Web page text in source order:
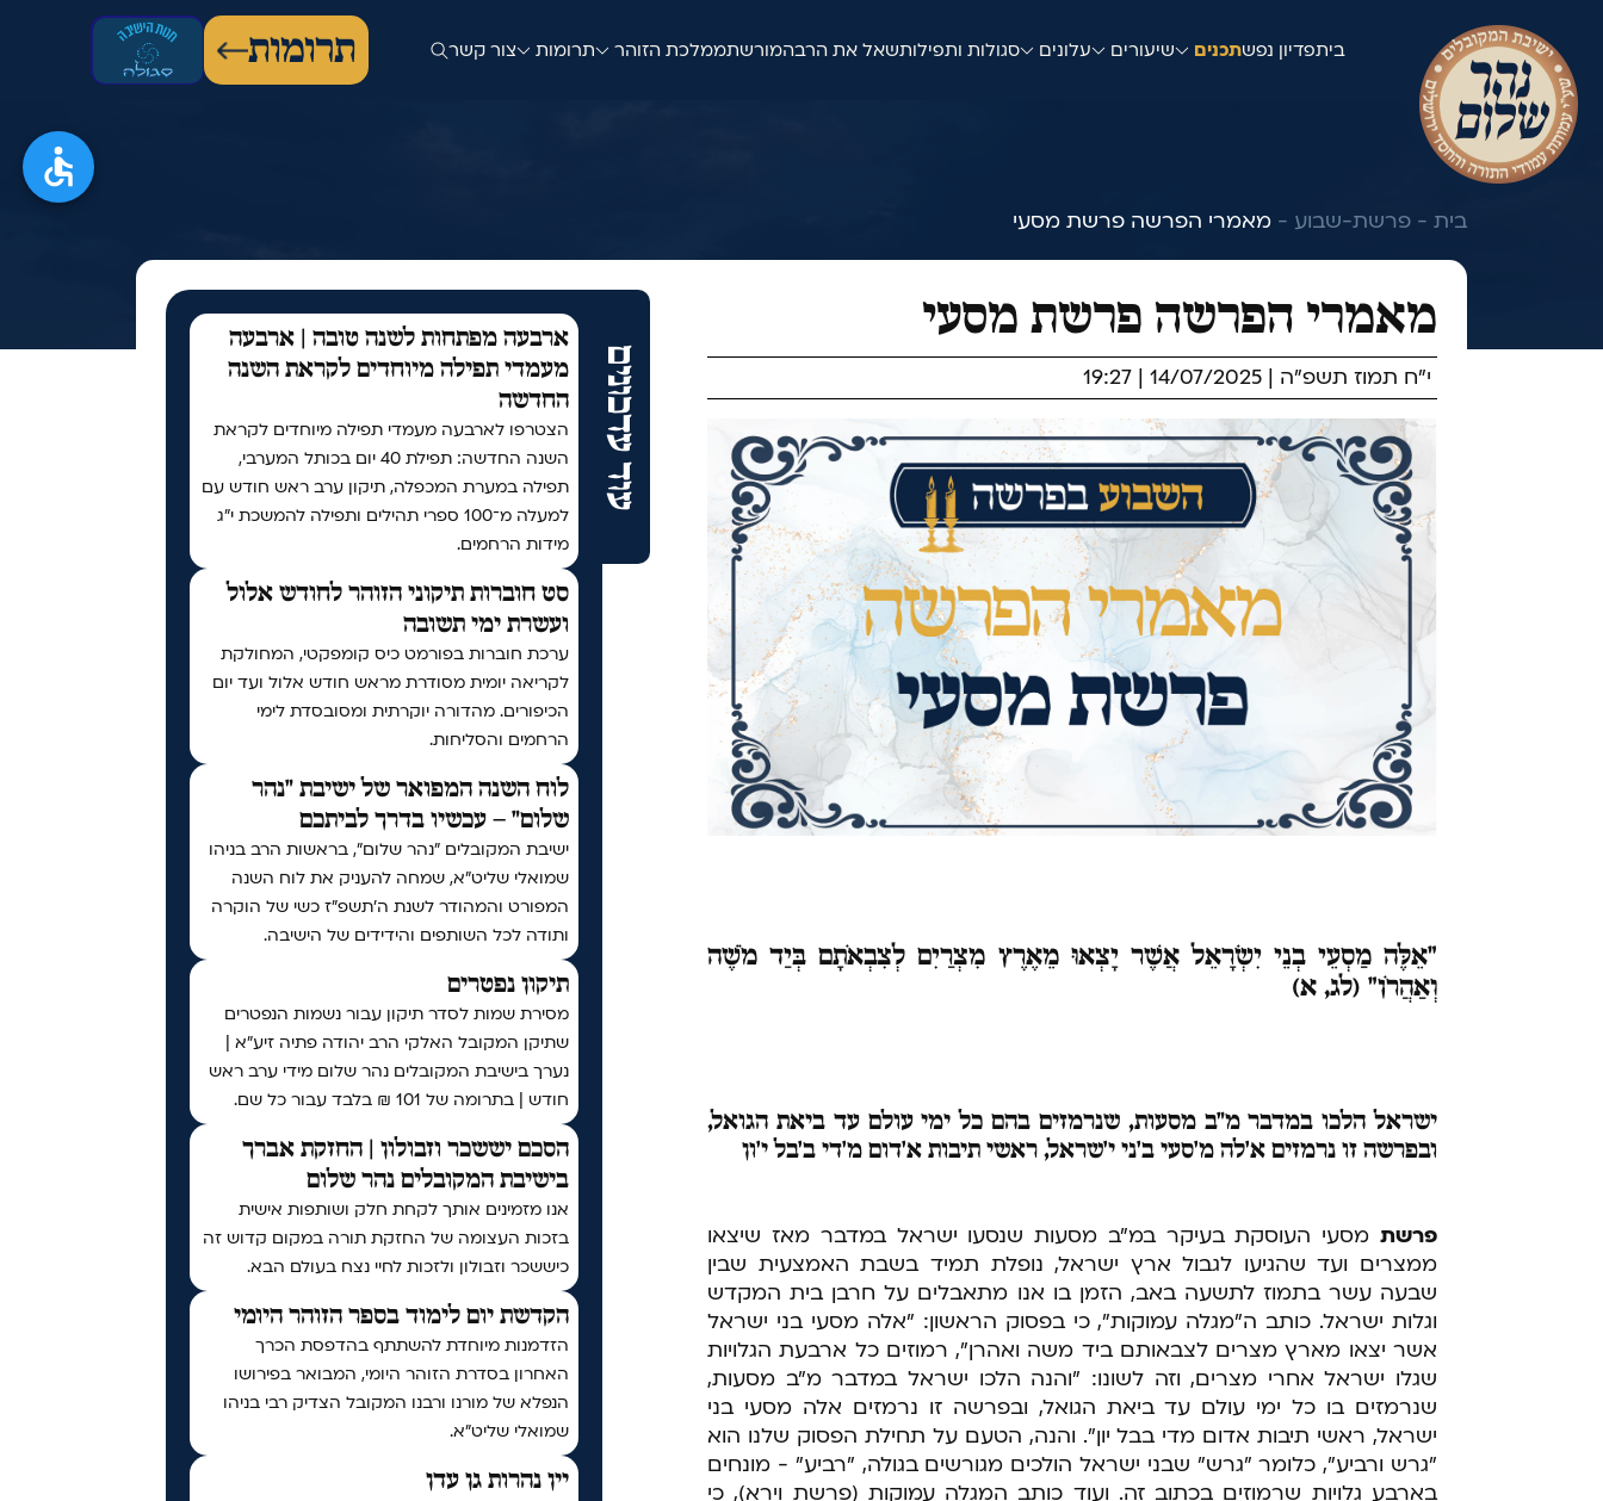
תרומות צור קשר תרומות ממלכת הזוהרהמורשתשאל את הרבסגולות ותפילות עלונים שיעורים תכניםפדיון נפשבית
בית - פרשת-שבוע - מאמרי הפרשה פרשת מסעי
עוד עדכונים
ארבעה מפתחות לשנה טובה | ארבעה
מעמדי תפילה מיוחדים לקראת השנה
החדשה
הצטרפו לארבעה מעמדי תפילה מיוחדים לקראת
השנה החדשה: תפילת 40 יום בכותל המערבי,
תפילה במערת המכפלה, תיקון ערב ראש חודש עם
למעלה מ־100 ספרי תהילים ותפילה להמשכת י"ג
מידות הרחמים.
סט חוברות תיקוני הזוהר לחודש אלול
ועשרת ימי תשובה
ערכת חוברות בפורמט כיס קומפקטי, המחולקת
לקריאה יומית מסודרת מראש חודש אלול ועד יום
הכיפורים. מהדורה יוקרתית ומסובסדת לימי
הרחמים והסליחות.
לוח השנה המפואר של ישיבת "נהר
שלום" – עכשיו בדרך לביתכם
ישיבת המקובלים "נהר שלום", בראשות הרב בניהו
שמואלי שליט"א, שמחה להעניק את לוח השנה
המפורט והמהודר לשנת ה'תשפ"ז כשי של הוקרה
ותודה לכל השותפים והידידים של הישיבה.
תיקון נפטרים
מסירת שמות לסדר תיקון עבור נשמות הנפטרים
שתיקן המקובל האלקי הרב יהודה פתיה זיע"א |
נערך בישיבת המקובלים נהר שלום מידי ערב ראש
חודש | בתרומה של 101 ₪ בלבד עבור כל שם.
הסכם יששכר וזבולון | החזקת אברך
בישיבת המקובלים נהר שלום
אנו מזמינים אותך לקחת חלק ושותפות אישית
בזכות העצומה של החזקת תורה במקום קדוש זה
כיששכר וזבולון ולזכות לחיי נצח בעולם הבא.
הקדשת יום לימוד בספר הזוהר היומי
הזדמנות מיוחדת להשתתף בהדפסת הכרך
האחרון בסדרת הזוהר היומי, המבואר בפירושו
הנפלא של מורנו ורבנו המקובל הצדיק רבי בניהו
שמואלי שליט״א.
יין נהרות גן עדן
מאמרי הפרשה פרשת מסעי
י"ח תמוז תשפ"ה | 14/07/2025 | 19:27
"אֵלֶּה מַסְעֵי בְנֵי יִשְׂרָאֵל אֲשֶׁר יָצְאוּ מֵאֶרֶץ מִצְרַיִם לְצִבְאֹתָם בְּיַד מֹשֶׁה
וְאַהֲרֹן" (לג, א)
ישראל הלכו במדבר מ"ב מסעות, שנרמזים בהם כל ימי עולם עד ביאת הגואל,
ובפרשה זו נרמזים א'לה מ'סעי ב'ני י'שראל, ראשי תיבות א'דום מ'די ב'בל י'ון
פרשת מסעי העוסקת בעיקר במ"ב מסעות שנסעו ישראל במדבר מאז שיצאו
ממצרים ועד שהגיעו לגבול ארץ ישראל, נופלת תמיד בשבת האמצעית שבין
שבעה עשר בתמוז לתשעה באב, הזמן בו אנו מתאבלים על חרבן בית המקדש
וגלות ישראל. כותב ה"מגלה עמוקות", כי בפסוק הראשון: "אלה מסעי בני ישראל
אשר יצאו מארץ מצרים לצבאותם ביד משה ואהרן", רמוזים כל ארבעת הגלויות
שגלו ישראל אחרי מצרים, וזה לשונו: "והנה הלכו ישראל במדבר מ"ב מסעות,
שנרמזים בו כל ימי עולם עד ביאת הגואל, ובפרשה זו נרמזים אלה מסעי בני
ישראל, ראשי תיבות אדום מדי בבל יון". והנה, הטעם על תחילת הפסוק שלנו הוא
"גרש ורביע", כלומר "גרש" שבני ישראל הולכים מגורשים בגולה, "רביע" - מונחים
בארבע גלויות שרמוזים בכתוב זה. ועוד כותב המגלה עמוקות (פרשת וירא), כי